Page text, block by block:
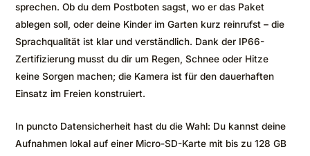
sprechen. Ob du dem Postboten sagst, wo er das Paket
ablegen soll, oder deine Kinder im Garten kurz reinrufst – die
Sprachqualität ist klar und verständlich. Dank der IP66-
Zertifizierung musst du dir um Regen, Schnee oder Hitze
keine Sorgen machen; die Kamera ist für den dauerhaften
Einsatz im Freien konstruiert.
In puncto Datensicherheit hast du die Wahl: Du kannst deine
Aufnahmen lokal auf einer Micro-SD-Karte mit bis zu 128 GB